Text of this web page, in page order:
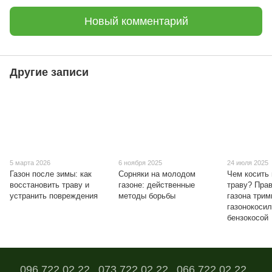
Новый комментарий
Другие записи
5 марта 2026
Газон после зимы: как
восстановить траву и
устранить повреждения
6 ноября 2025
Сорняки на молодом
газоне: действенные
методы борьбы
24 июля 2025
Чем косить
траву?
газона
бензокосой
096 722 02 22 073 722 02 22 066 722 02 22